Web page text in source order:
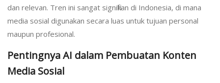
dan relevan. Tren ini sangat signifikan di Indonesia, di mana
media sosial digunakan secara luas untuk tujuan personal
maupun profesional.
Pentingnya AI dalam Pembuatan Konten
Media Sosial